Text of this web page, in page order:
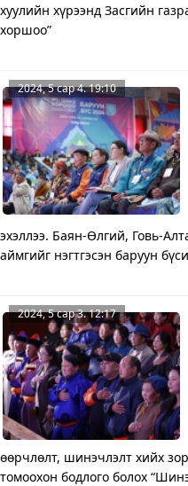
хуулийн хүрээнд Засгийн
хоршоо”
2024, 5 сар 4. 19:10
эхэллээ. Баян-Өлгий, Говь-
аймгийг нэгтгэсэн баруун
2024, 5 сар 3. 12:17
өөрчлөлт, шинэчлэлт хийх
томоохон бодлого болох